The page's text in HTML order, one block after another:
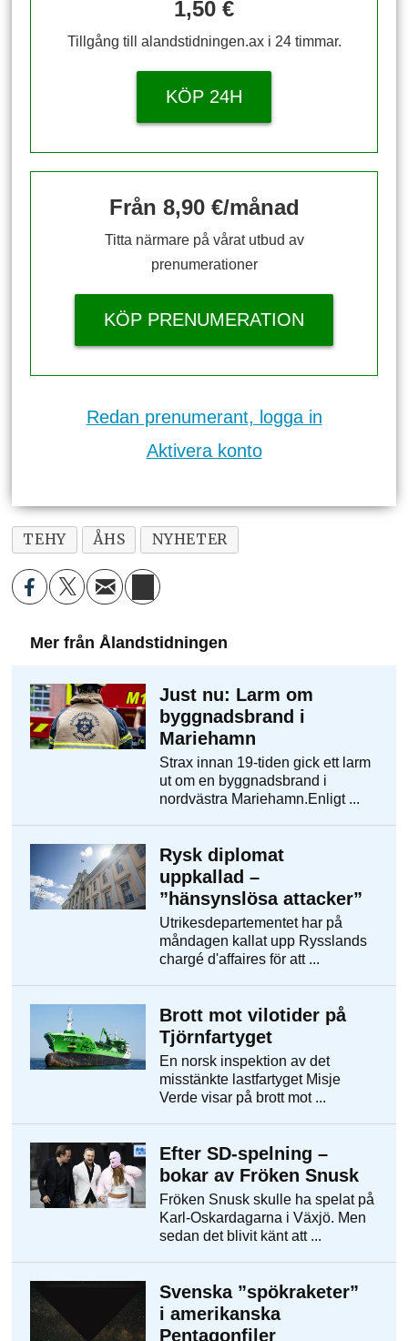
1,50 €
Tillgång till alandstidningen.ax i 24 timmar.
KÖP 24H
Från 8,90 €/månad
Titta närmare på vårat utbud av
prenumerationer
KÖP PRENUMERATION
Redan prenumerant, logga in
Aktivera konto
TEHY ÅHS NYHETER